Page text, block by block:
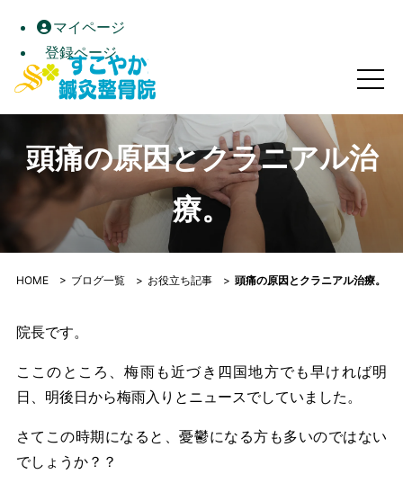
マイページ
登録ページ
頭痛の原因とクラニアル治療。｜すこやか鍼灸整骨院｜高
頭痛の原因とクラニアル治
療。
HOME> ブログ一覧> お役立ち記事> 頭痛の原因とクラニアル治療。
院長です。
ここのところ、梅雨も近づき四国地方でも早ければ明
日、明後日から梅雨入りとニュースでしていました。
さてこの時期になると、憂鬱になる方も多いのではない
でしょうか？？